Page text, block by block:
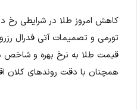
کاهش امروز طلا در شرایطی رخ
تورمی و تصمیمات آتی فدرال
قیمت طلا به نرخ بهره و شاخص
همچنان با دقت روندهای کلان